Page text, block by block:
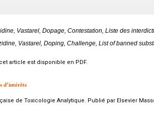
Vastarel, Dopage, Contestation, Liste des
Vastarel, Doping, Challenge, List of banned
article est disponible en PDF.
d’intérêts
de Toxicologie Analytique. Publié par Elsevier